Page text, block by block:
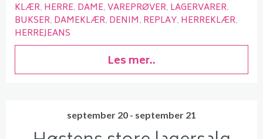
KLÆR HERRE DAME VAREPRØVER LAGERVARER
BUKSER DAMEKLÆR DENIM REPLAY HERREKLÆR
HERREJEANS
Les mer..
september 20 - september 21